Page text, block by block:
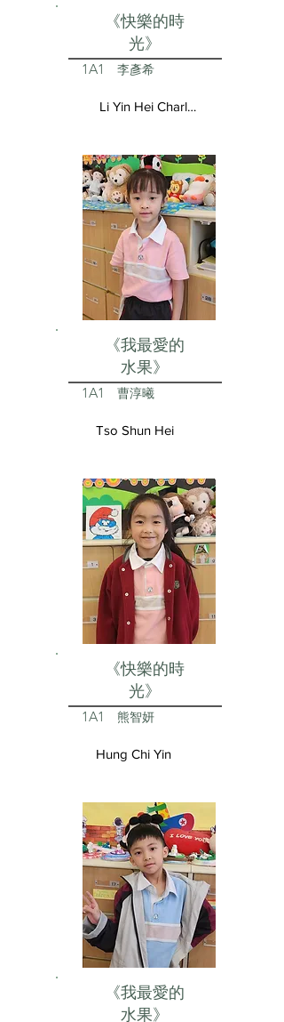
《快樂的時
光》
1A1 李彥希
Li Yin Hei Charlotte
《我最愛的
水果》
1A1 曹淳曦
Tso Shun Hei
《快樂的時
光》
1A1 熊智妍
Hung Chi Yin
《我最愛的
水果》